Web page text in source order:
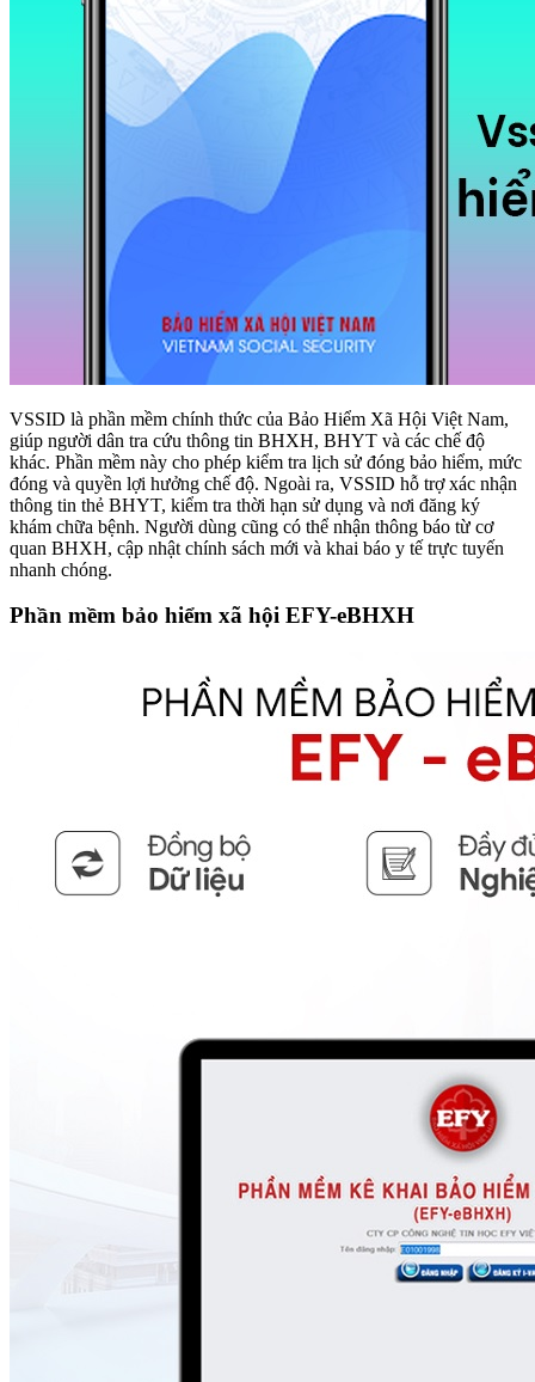
VSSID là phần mềm chính thức của Bảo Hiểm Xã Hội Việt Nam,
giúp người dân tra cứu thông tin BHXH, BHYT và các chế độ
khác. Phần mềm này cho phép kiểm tra lịch sử đóng bảo hiểm, mức
đóng và quyền lợi hưởng chế độ. Ngoài ra, VSSID hỗ trợ xác nhận
thông tin thẻ BHYT, kiểm tra thời hạn sử dụng và nơi đăng ký
khám chữa bệnh. Người dùng cũng có thể nhận thông báo từ cơ
quan BHXH, cập nhật chính sách mới và khai báo y tế trực tuyến
nhanh chóng.
Phần mềm bảo hiểm xã hội EFY-eBHXH